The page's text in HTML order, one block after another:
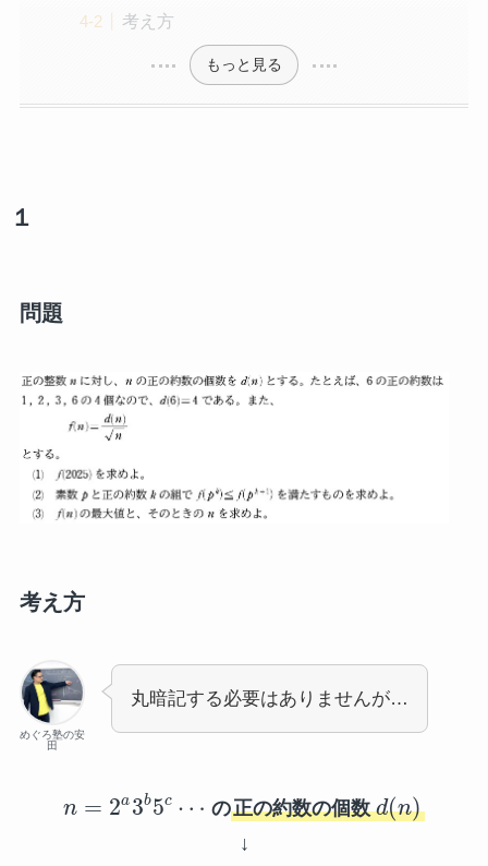
考え方
もっと見る
１
問題
考え方
めぐろ塾の安
田
丸暗記する必要はありませんが…
n = 2a 3b5c ⋯ の正の約数の個数d(n)
↓